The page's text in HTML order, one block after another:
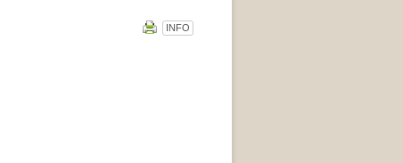
INFO